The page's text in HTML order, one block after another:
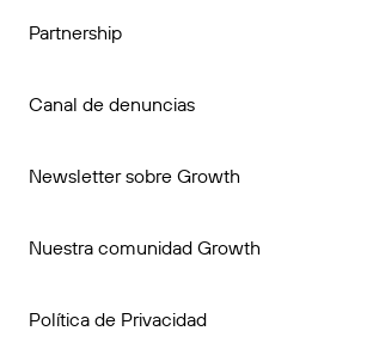
Partnership
Canal de denuncias
Newsletter sobre Growth
Nuestra comunidad Growth
Política de Privacidad